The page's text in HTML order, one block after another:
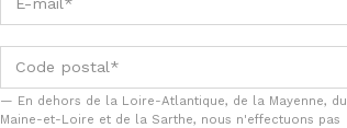
En dehors de la Loire-Atlantique, de la Mayenne, du
Maine-et-Loire et de la Sarthe, nous n'effectuons pas